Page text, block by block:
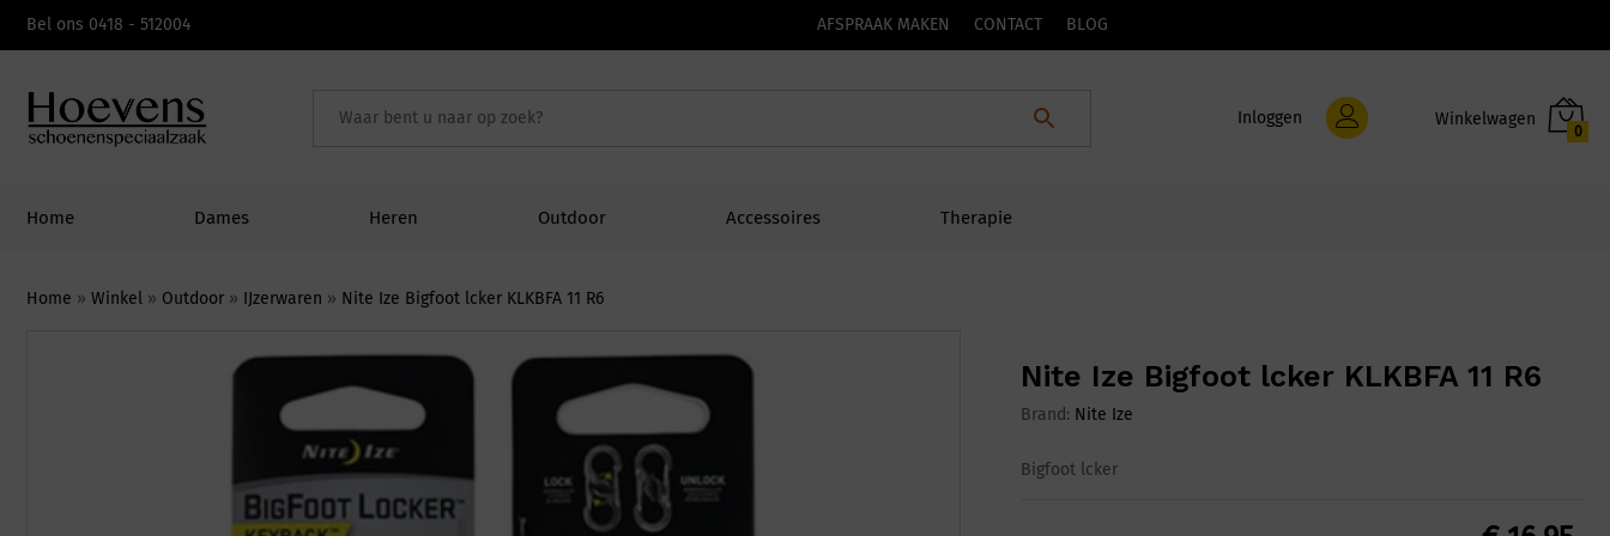
Bel ons 0418 - 512004 AFSPRAAK MAKEN CONTACT BLOG
Inloggen
0
Home Dames Heren Outdoor Accessoires Therapie
Home » Winkel » Outdoor » IJzerwaren » Nite Ize Bigfoot lcker KLKBFA 11 R6
Nite Ize Bigfoot lcker KLKBFA 11 R6
Brand: Nite Ize
Bigfoot lcker